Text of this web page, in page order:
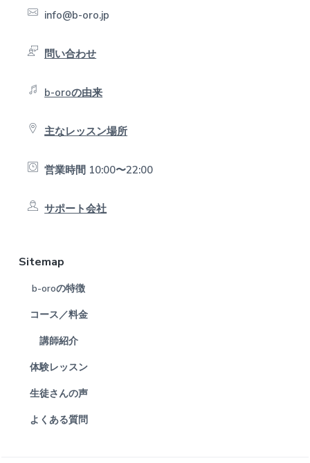
info@b-oro.jp
問い合わせ
b-oroの由来
主なレッスン場所
営業時間 10:00〜22:00
サポート会社
Sitemap
b-oroの特徴
コース／料金
講師紹介
体験レッスン
生徒さんの声
よくある質問